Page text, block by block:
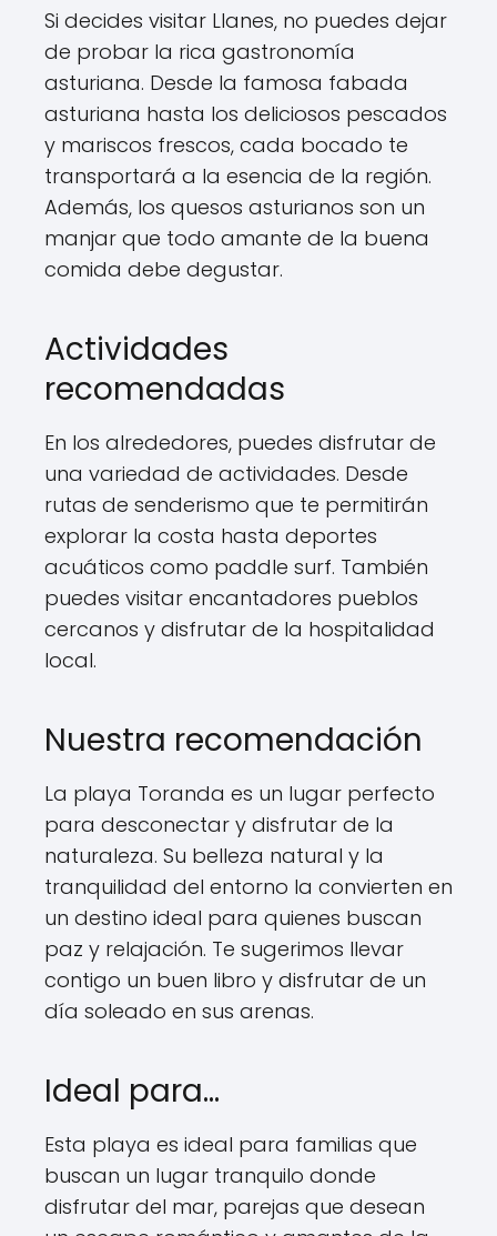
Si decides visitar Llanes, no puedes dejar
de probar la rica gastronomía
asturiana. Desde la famosa fabada
asturiana hasta los deliciosos pescados
y mariscos frescos, cada bocado te
transportará a la esencia de la región.
Además, los quesos asturianos son un
manjar que todo amante de la buena
comida debe degustar.
Actividades
recomendadas
En los alrededores, puedes disfrutar de
una variedad de actividades. Desde
rutas de senderismo que te permitirán
explorar la costa hasta deportes
acuáticos como paddle surf. También
puedes visitar encantadores pueblos
cercanos y disfrutar de la hospitalidad
local.
Nuestra recomendación
La playa Toranda es un lugar perfecto
para desconectar y disfrutar de la
naturaleza. Su belleza natural y la
tranquilidad del entorno la convierten en
un destino ideal para quienes buscan
paz y relajación. Te sugerimos llevar
contigo un buen libro y disfrutar de un
día soleado en sus arenas.
Ideal para…
Esta playa es ideal para familias que
buscan un lugar tranquilo donde
disfrutar del mar, parejas que desean